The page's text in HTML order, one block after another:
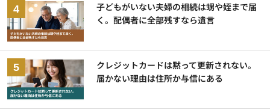
子どもがいない夫婦の相続は甥や姪まで届
く。配偶者に全部残すなら遺言
クレジットカードは黙って更新されない。
届かない理由は住所か与信にある